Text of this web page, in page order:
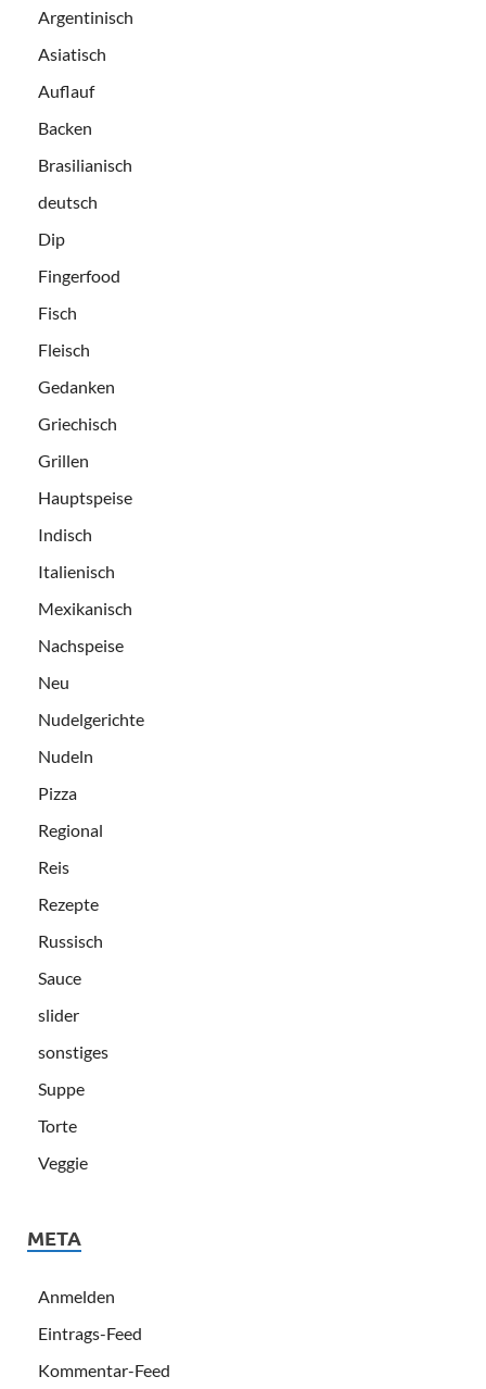
Argentinisch
Asiatisch
Auflauf
Backen
Brasilianisch
deutsch
Dip
Fingerfood
Fisch
Fleisch
Gedanken
Griechisch
Grillen
Hauptspeise
Indisch
Italienisch
Mexikanisch
Nachspeise
Neu
Nudelgerichte
Nudeln
Pizza
Regional
Reis
Rezepte
Russisch
Sauce
slider
sonstiges
Suppe
Torte
Veggie
META
Anmelden
Eintrags-Feed
Kommentar-Feed